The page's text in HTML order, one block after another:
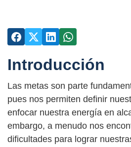
Introducción
Las metas son parte
pues nos permiten definir
enfocar nuestra energía en
embargo, a menudo nos
dificultades para lograr